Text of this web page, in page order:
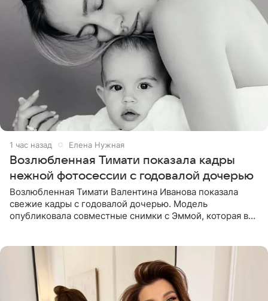
1 час назад Елена Нужная
Возлюбленная Тимати показала кадры
нежной фотосессии с годовалой дочерью
Возлюбленная Тимати Валентина Иванова показала
свежие кадры с годовалой дочерью. Модель
опубликовала совместные снимки с Эммой, которая в